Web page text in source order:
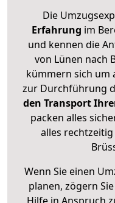
Die
Erfahrung im
und kennen die
von Lünen nach
kümmern sich um
zur Durchführung
den Transport
packen alles
alles
Wenn Sie einen
planen, zögern